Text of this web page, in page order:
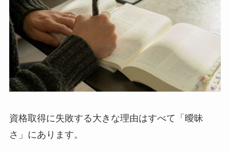
資格取得に失敗する大きな理由はすべて「曖昧
さ」にあります。